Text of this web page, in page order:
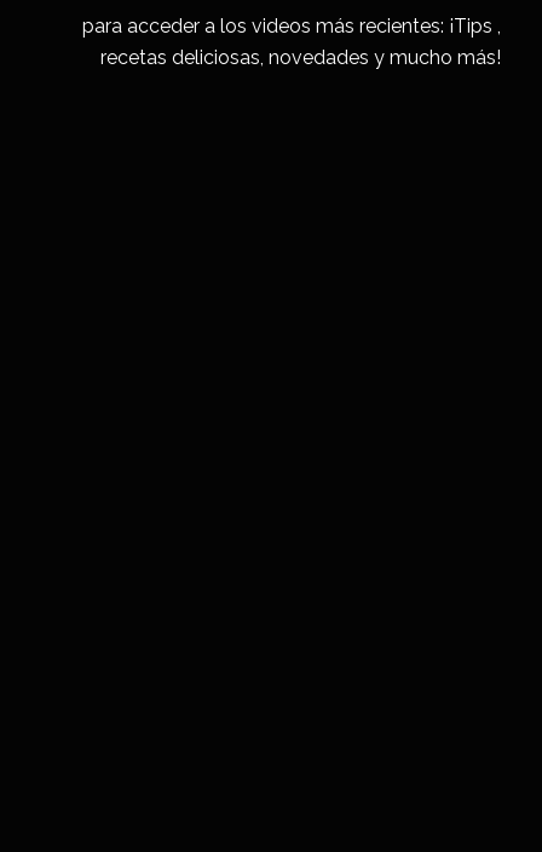
para acceder a los videos más recientes: ¡Tips ,
recetas deliciosas, novedades y mucho más!